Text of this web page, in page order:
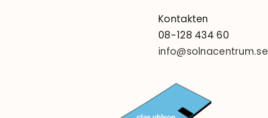
Kontakten
08-128 434 60
info@solnacentrum.se